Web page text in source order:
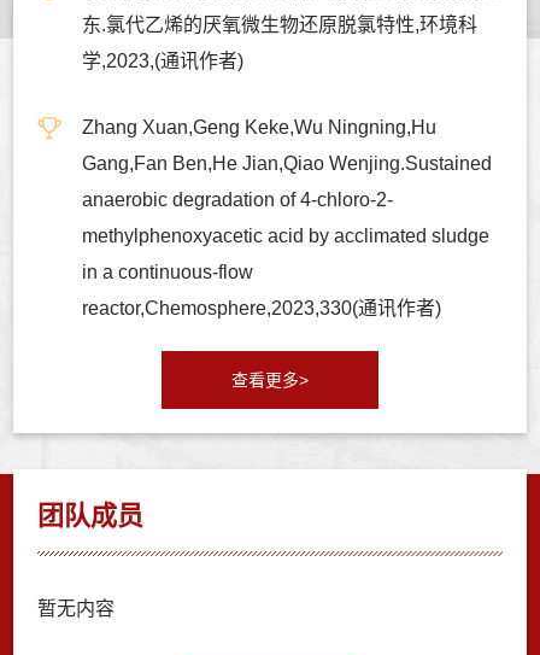
东.氯代乙烯的厌氧微生物还原脱氯特性,环境科
学,2023,(通讯作者)
Zhang Xuan,Geng Keke,Wu Ningning,Hu
Gang,Fan Ben,He Jian,Qiao Wenjing.Sustained
anaerobic degradation of 4-chloro-2-
methylphenoxyacetic acid by acclimated sludge
in a continuous-flow
reactor,Chemosphere,2023,330(通讯作者)
查看更多>
团队成员
暂无内容